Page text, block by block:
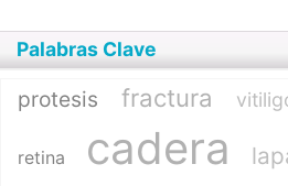
Palabras Clave
protesis fractura
retina cadera